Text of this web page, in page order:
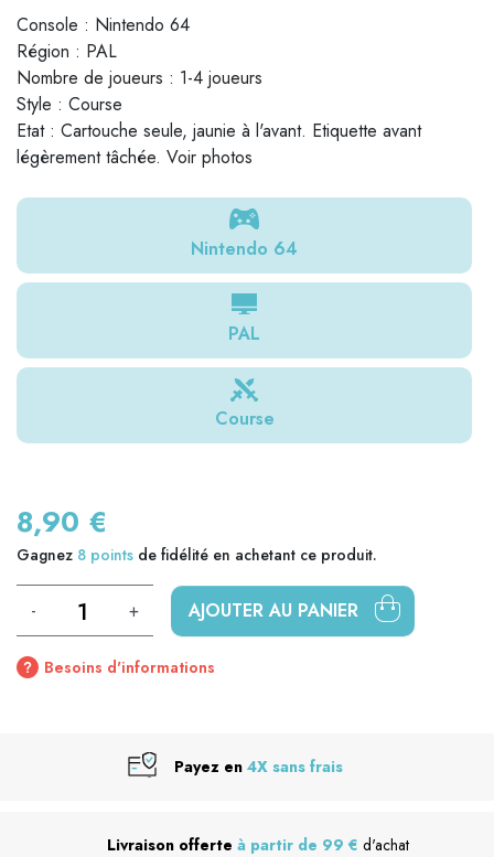
Console : Nintendo 64
Région : PAL
Nombre de joueurs : 1-4 joueurs
Style : Course
Etat : Cartouche seule, jaunie à l'avant. Etiquette avant
légèrement tâchée. Voir photos
Nintendo 64
PAL
Course
8,90 €
Gagnez 8 points de fidélité en achetant ce produit.
- + AJOUTER AU PANIER
Besoins d'informations
Payez en 4X sans frais
Livraison offerte à partir de 99 € d'achat